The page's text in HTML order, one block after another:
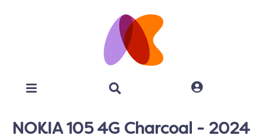
NOKIA 105 4G Charcoal - 2024